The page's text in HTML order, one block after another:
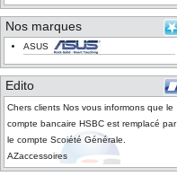
Nos marques
ASUS
Edito
Chers clients Nos vous informons que le
compte bancaire HSBC est remplacé par
le compte Scoiété Générale.
AZaccessoires